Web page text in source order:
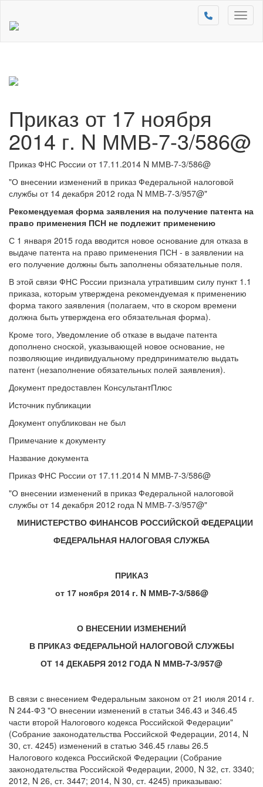
Приказ от 17 ноября
2014 г. N ММВ-7-3/586@
Приказ ФНС России от 17.11.2014 N ММВ-7-3/586@
"О внесении изменений в приказ Федеральной налоговой
службы от 14 декабря 2012 года N ММВ-7-3/957@"
Рекомендуемая форма заявления на получение патента на
право применения ПСН не подлежит применению
С 1 января 2015 года вводится новое основание для отказа в
выдаче патента на право применения ПСН - в заявлении на
его получение должны быть заполнены обязательные поля.
В этой связи ФНС России признала утратившим силу пункт 1.1
приказа, которым утверждена рекомендуемая к применению
форма такого заявления (полагаем, что в скором времени
должна быть утверждена его обязательная форма).
Кроме того, Уведомление об отказе в выдаче патента
дополнено сноской, указывающей новое основание, не
позволяющие индивидуальному предпринимателю выдать
патент (незаполнение обязательных полей заявления).
Документ предоставлен КонсультантПлюс
Источник публикации
Документ опубликован не был
Примечание к документу
Название документа
Приказ ФНС России от 17.11.2014 N ММВ-7-3/586@
"О внесении изменений в приказ Федеральной налоговой
службы от 14 декабря 2012 года N ММВ-7-3/957@"
МИНИСТЕРСТВО ФИНАНСОВ РОССИЙСКОЙ ФЕДЕРАЦИИ
ФЕДЕРАЛЬНАЯ НАЛОГОВАЯ СЛУЖБА
ПРИКАЗ
от 17 ноября 2014 г. N ММВ-7-3/586@
О ВНЕСЕНИИ ИЗМЕНЕНИЙ
В ПРИКАЗ ФЕДЕРАЛЬНОЙ НАЛОГОВОЙ СЛУЖБЫ
ОТ 14 ДЕКАБРЯ 2012 ГОДА N ММВ-7-3/957@
В связи с внесением Федеральным законом от 21 июля 2014 г.
N 244-ФЗ "О внесении изменений в статьи 346.43 и 346.45
части второй Налогового кодекса Российской Федерации"
(Собрание законодательства Российской Федерации, 2014, N
30, ст. 4245) изменений в статью 346.45 главы 26.5
Налогового кодекса Российской Федерации (Собрание
законодательства Российской Федерации, 2000, N 32, ст. 3340;
2012, N 26, ст. 3447; 2014, N 30, ст. 4245) приказываю: